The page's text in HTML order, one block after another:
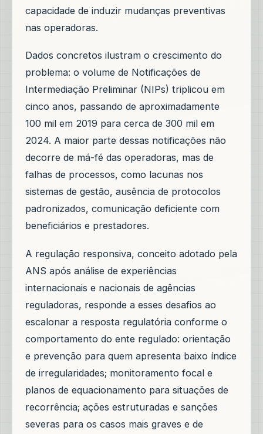
capacidade de induzir mudanças preventivas
nas operadoras.
Dados concretos ilustram o crescimento do
problema: o volume de Notificações de
Intermediação Preliminar (NIPs) triplicou em
cinco anos, passando de aproximadamente
100 mil em 2019 para cerca de 300 mil em
2024. A maior parte dessas notificações não
decorre de má-fé das operadoras, mas de
falhas de processos, como lacunas nos
sistemas de gestão, ausência de protocolos
padronizados, comunicação deficiente com
beneficiários e prestadores.
A regulação responsiva, conceito adotado pela
ANS após análise de experiências
internacionais e nacionais de agências
reguladoras, responde a esses desafios ao
escalonar a resposta regulatória conforme o
comportamento do ente regulado: orientação
e prevenção para quem apresenta baixo índice
de irregularidades; monitoramento focal e
planos de equacionamento para situações de
recorrência; ações estruturadas e sanções
severas para os casos mais graves e de